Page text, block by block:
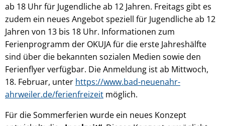
ab 18 Uhr für Jugendliche ab 12 Jahren. Freitags gibt es
zudem ein neues Angebot speziell für Jugendliche ab 12
Jahren von 13 bis 18 Uhr. Informationen zum
Ferienprogramm der OKUJA für die erste Jahreshälfte
sind über die bekannten sozialen Medien sowie den
Ferienflyer verfügbar. Die Anmeldung ist ab Mittwoch,
18. Februar, unter https://www.bad-neuenahr-
ahrweiler.de/ferienfreizeit möglich.
Für die Sommerferien wurde ein neues Konzept